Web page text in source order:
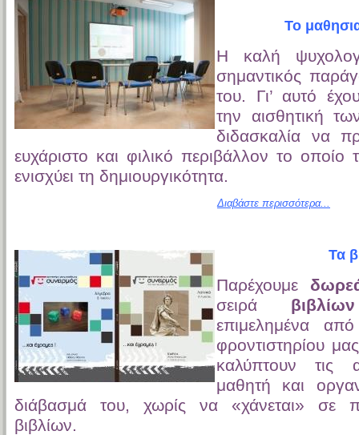
Το
Η καλή
σημαντικός
του. Γι’ αυτό
την αισθητική
διδασκαλία να
ευχάριστο και φιλικό περιβάλλον το οποίο
ενισχύει τη δημιουργικότητα.
Διαβάστε περισσότερα...
Τα
Παρέχουμε
σειρά βιβλίων
επιμελημένα
φροντιστηρίου
καλύπτουν τις
μαθητή και
διάβασμά του, χωρίς να «χάνεται» σε
βιβλίων.